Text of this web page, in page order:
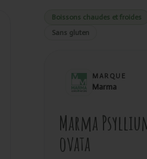
Boissons chaudes et froides
Sans gluten
MARQUE
Marma
Marma
ovata